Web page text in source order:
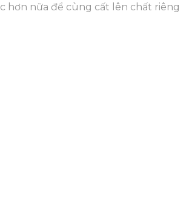
hơn nữa để cùng cất lên chất riêng